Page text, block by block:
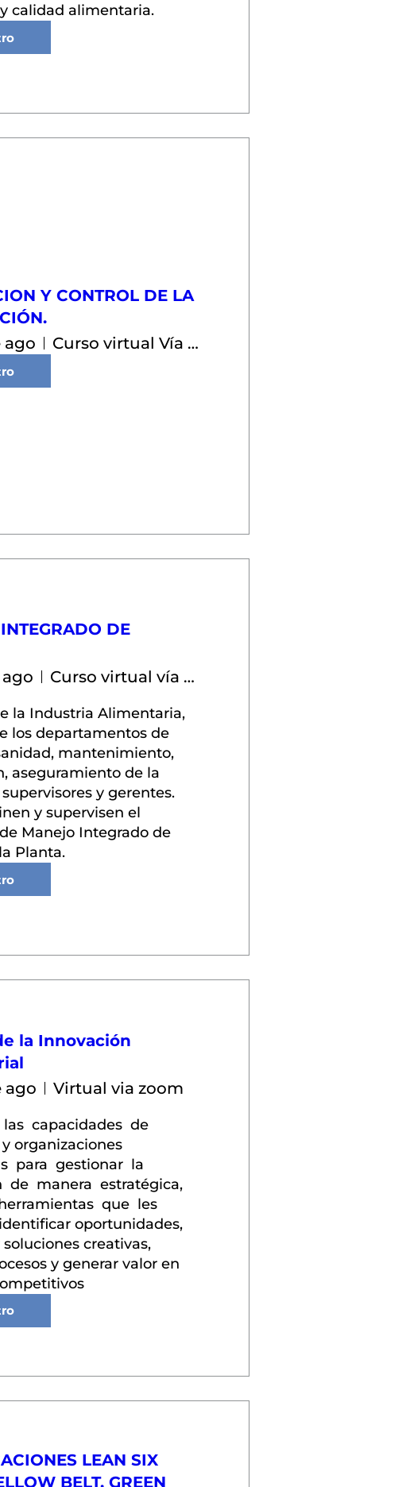
calidad alimentaria.
Y CONTROL DE LA
ago
Curso virtual Vía ZOOM
DE
ago
Curso virtual vía ZOOM
la Industria Alimentaria,
los departamentos de
mantenimiento,
aseguramiento de la
y gerentes.
y supervisen el
Manejo Integrado de
Planta.
la Innovación
ago
Virtual via zoom
capacidades  de
organizaciones
para  gestionar  la
de  manera  estratégica,
que  les
oportunidades,
creativas,
y generar valor en
LEAN SIX
BELT, GREEN